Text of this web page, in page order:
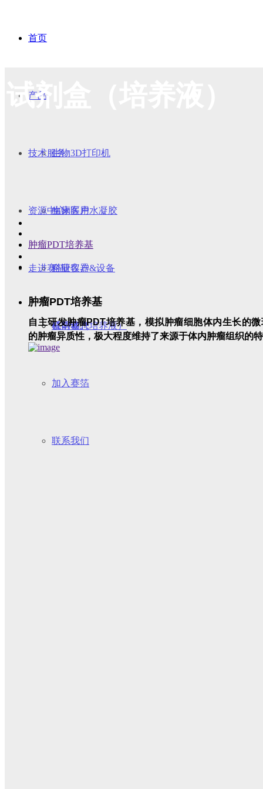
首页
产品
生物3D打印机
生物医用水凝胶
科研仪器&设备
试剂盒（培养液）
技术服务
临床客户
企业客户
科研客户
资源中心
走进赛箔
公司动态
加入赛箔
联系我们
试剂盒（培养液）
肿瘤PDT培养基
肿瘤PDT培养基
自主研发肿瘤PDT培养基，模拟肿瘤细胞体内生长的
的肿瘤异质性，极大程度维持了来源于体内肿瘤组织的